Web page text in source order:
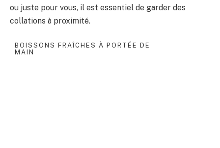
ou juste pour vous, il est essentiel de garder des
collations à proximité.
BOISSONS FRAÎCHES À PORTÉE DE
MAIN